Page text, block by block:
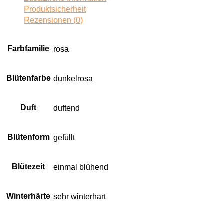
Produktsicherheit
Rezensionen (0)
Farbfamilie rosa
Blütenfarbe dunkelrosa
Duft duftend
Blütenform gefüllt
Blütezeit einmal blühend
Winterhärte sehr winterhart